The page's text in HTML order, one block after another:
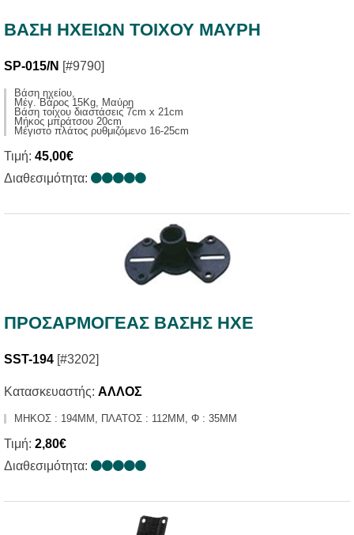
ΒΑΣΗ ΗΧΕΙΩΝ ΤΟΙΧΟΥ ΜΑΥΡΗ
SP-015/N [#9790]
Βάση ηχείου,
Mέγ. Βάρος 15Kg, Μαύρη
Βάση τοίχου διαστάσεις 7cm x 21cm
Μήκος μπράτσου 20cm
Μέγιστο πλάτος ρυθμιζόμενο 16-25cm
Τιμή: 45,00€
Διαθεσιμότητα:
ΠΡΟΣΑΡΜΟΓΕΑΣ ΒΑΣΗΣ ΗΧΕ
SST-194 [#3202]
Κατασκευαστής: ΑΛΛΟΣ
ΜΗΚΟΣ : 194MM, ΠΛΑΤΟΣ : 112MM, Φ : 35MM
Τιμή: 2,80€
Διαθεσιμότητα: